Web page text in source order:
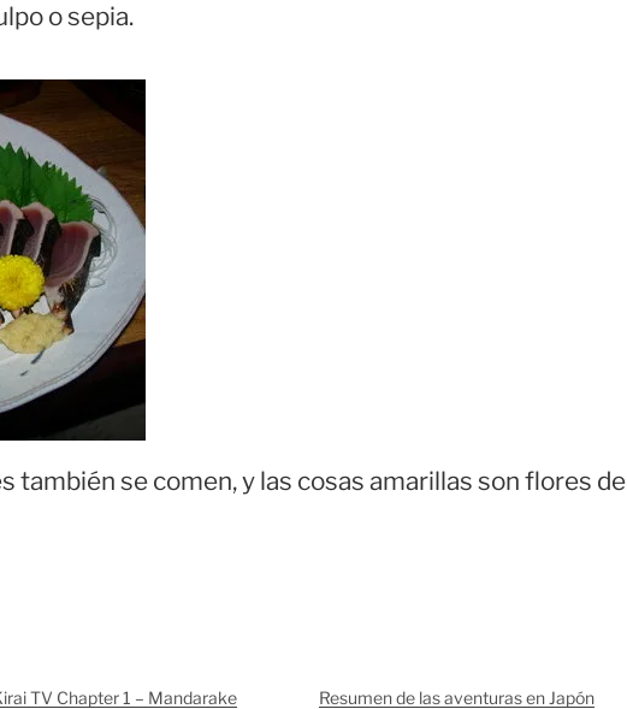
o sepia.
también se comen, y las cosas amarillas son flores de
TV Chapter 1 – Mandarake
Resumen de las aventuras en Japón